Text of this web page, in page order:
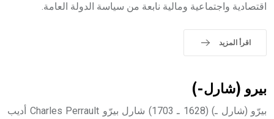
حيث تقتصر القيمة الصوتية للعلامة الك
اقتصادية واجتماعية ومالية نابعة من سياسة الدولة العامة.
اقرأ المزيد
بيرو (شارل-)
بيرّو (شارل ـ) (1628 ـ 1703) شارل بيرّو Charles Perrault أديب